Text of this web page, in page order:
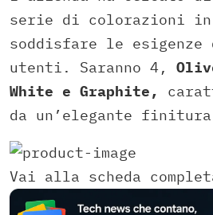
serie di colorazioni in
soddisfare le
utenti. Saranno 4,
White e Graphite,
da un’elegante finitura
Vai alla scheda